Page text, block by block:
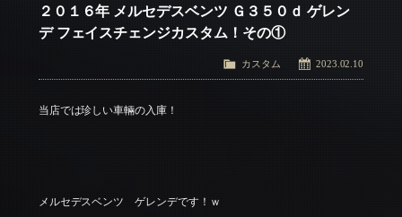
２０１６年 メルセデスベンツ Ｇ３５０ｄ ゲレン
デ フェイスチェンジカスタム！その①
2023.02.10
カスタム
当店では珍しい車輛の入庫！
メルセデスベンツ ゲレンデです！ｗ